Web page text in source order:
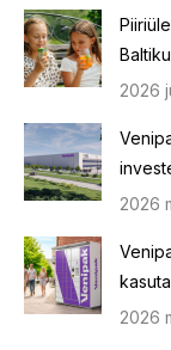
2026
2026
2026